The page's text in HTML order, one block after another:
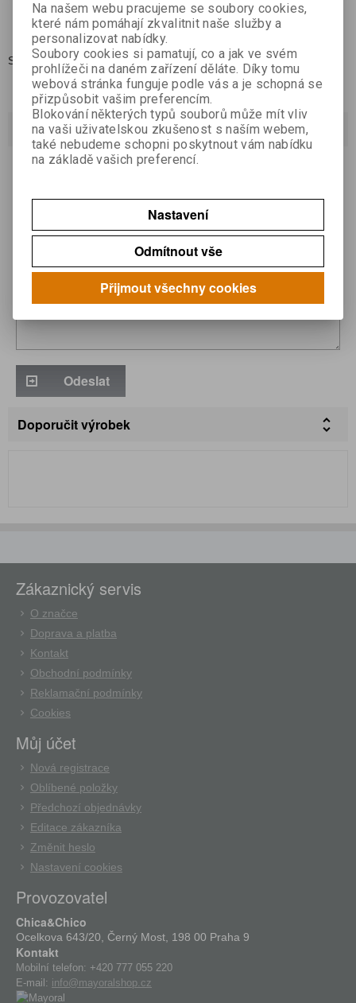
Přidat do oblíbených
Skladem:2
Dotaz na výrobek
Váš email *
Váš dotaz *
Odeslat
Doporučit výrobek
Zákaznický servis
O značce
Doprava a platba
Kontakt
Obchodní podmínky
Reklamační podmínky
Cookies
Můj účet
Nová registrace
Oblíbené položky
Předchozí objednávky
Editace zákazníka
Změnit heslo
Nastavení cookies
Provozovatel
Chica&Chico
Ocelkova 643/20, Černý Most, 198 00 Praha 9
Kontakt
Mobilní telefon: +420 777 055 220
E-mail: info@mayoralshop.cz
Na našem webu pracujeme se soubory cookies,
které nám pomáhají zkvalitnit naše služby a
personalizovat nabídky.
Soubory cookies si pamatují, co a jak ve svém
prohlížeči na daném zařízení děláte. Díky tomu
webová stránka funguje podle vás a je schopná se
přizpůsobit vašim preferencím.
Blokování některých typů souborů může mít vliv
na vaši uživatelskou zkušenost s naším webem,
také nebudeme schopni poskytnout vám nabídku
na základě vašich preferencí.
Nastavení
Odmítnout vše
Přijmout všechny cookies